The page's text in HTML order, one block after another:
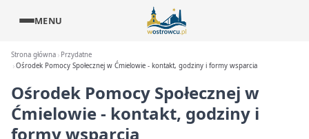
MENU
Strona główna
Przydatne
Ośrodek Pomocy Społecznej w Ćmielowie - kontakt, godziny i formy wsparcia
Ośrodek Pomocy Społecznej w
Ćmielowie - kontakt, godziny i
formy wsparcia